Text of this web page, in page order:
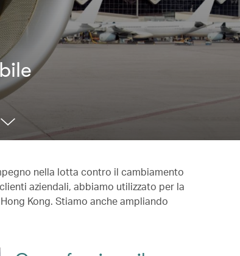
nella lotta contro il cambiamento
aziendali, abbiamo utilizzato per la
Kong. Stiamo anche ampliando